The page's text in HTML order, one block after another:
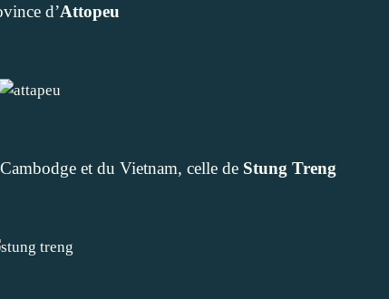
d’Attopeu
et du Vietnam, celle de Stung Treng